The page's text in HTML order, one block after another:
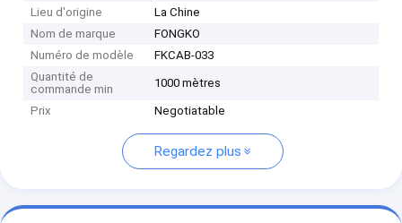
Lieu d'origine
La Chine
Nom de marque
FONGKO
Numéro de modèle
FKCAB-033
Quantité de
commande min
1000 mètres
Prix Negotiatable
Regardez plus